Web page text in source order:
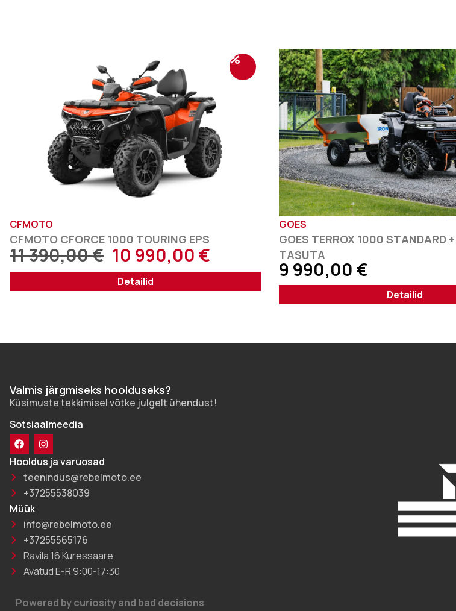
%
CFMOTO
CFMOTO CFORCE 1000 TOURING EPS
11 390,00€ 10 990,00 €
Detailid
GOES
GOES TERROX 1000 STANDARD
TASUTA
9 990,00 €
Detailid
Valmis järgmiseks hoolduseks?
Küsimuste tekkimisel võtke julgelt ühendust!
Sotsiaalmeedia
Hooldus ja varuosad
teenindus@rebelmoto.ee
+37255538039
Müük
info@rebelmoto.ee
+37255565176
Ravila 16 Kuressaare
Avatud E-R 9:00-17:30
Powered by curiosity and bad decisions